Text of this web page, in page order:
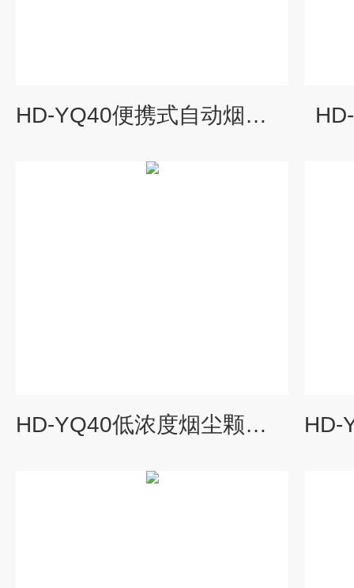
HD-YQ40便携式自动烟气烟尘测试仪
HD-YQ40低浓度烟尘颗粒物检测仪